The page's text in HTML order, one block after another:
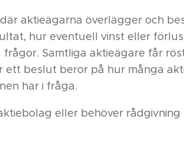
aktieägarna överlägger och
hur eventuell vinst eller
Samtliga aktieägare får
ett beslut beror på hur många
har i fråga.
eller behöver rådgivning